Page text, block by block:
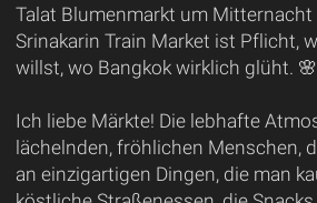
Talat Blumenmarkt um
Srinakarin Train Market ist Pflicht,
willst, wo Bangkok wirklich glüht.
Ich liebe Märkte! Die lebhafte
lächelnden, fröhlichen Menschen,
an einzigartigen Dingen, die man